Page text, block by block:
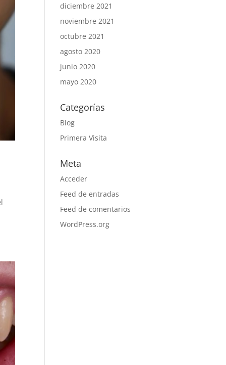
diciembre 2021
noviembre 2021
octubre 2021
agosto 2020
junio 2020
mayo 2020
Categorías
Blog
Primera Visita
Meta
Acceder
Feed de entradas
Feed de comentarios
WordPress.org